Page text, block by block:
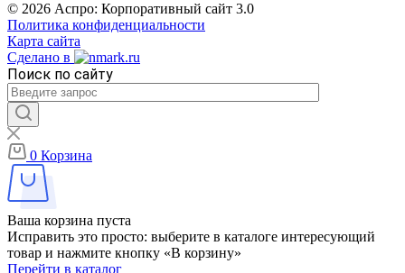
© 2026 Аспро: Корпоративный сайт 3.0
Политика конфиденциальности
Карта сайта
Сделано в
Поиск по сайту
0 Корзина
Ваша корзина пуста
Исправить это просто: выберите в каталоге интересующий
товар и нажмите кнопку «В корзину»
Перейти в каталог